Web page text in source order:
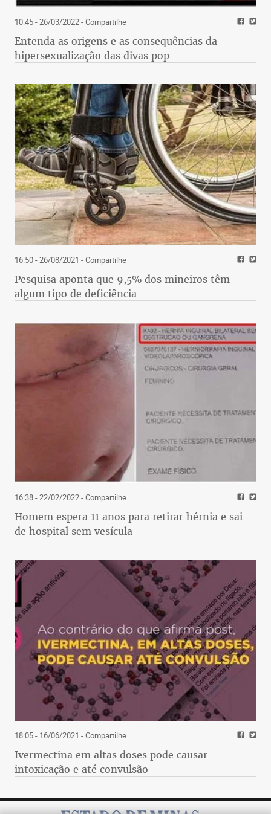
10:45 - 26/03/2022- Compartilhe
Entenda as origens e as consequências da
hipersexualização das divas pop
16:50 - 26/08/2021 - Compartilhe
Pesquisa aponta que 9,5% dos mineiros têm
algum tipo de deficiência
16:38 - 22/02/2022- Compartilhe
Homem espera 11 anos para retirar hérnia e sai
de hospital sem vesícula
18:05 - 16/06/2021 - Compartilhe
Ivermectina em altas doses pode causar
intoxicação e até convulsão